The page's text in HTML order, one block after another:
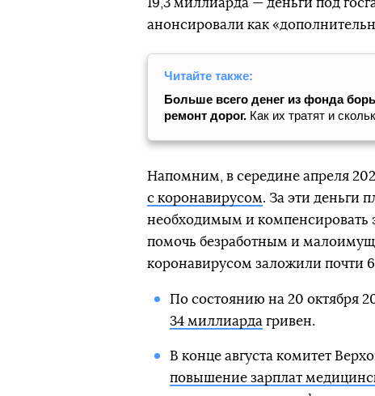
анонсировали как
Читайте также:
Больше всего денег из фонда
ремонт дорог. Как их тратят и
Напомним, в середине апреля
с коронавирусом. За эти деньги
необходимым и компенсировать
помочь безработным и
коронавирусом заложили почти
По состоянию на 20 октября
34 миллиарда гривен.
В конце августа комитет
повышение зарплат